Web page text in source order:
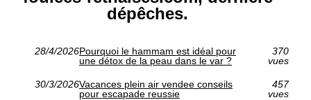
dépêches.
28/4/2026Pourquoi le hammam est idéal pour
une détox de la peau dans le var ?
370
vues
30/3/2026Vacances plein air vendee conseils
pour escapade reussie
457
vues